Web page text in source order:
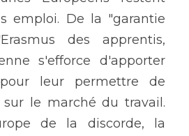
emploi. De la "garantie
des apprentis,
s'efforce d'apporter
leur permettre de
sur le marché du travail.
de la discorde, la